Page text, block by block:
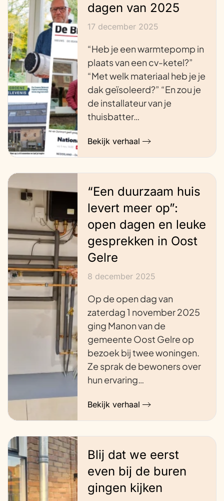
dagen van 2025
17 december 2025
“Heb je een warmtepomp in
plaats van een cv-ketel?”
“Met welk materiaal heb je je
dak geïsoleerd?” “En zou je
de installateur van je
thuisbatter…
Bekijk verhaal
“Een duurzaam huis
levert meer op”:
open dagen en leuke
gesprekken in Oost
Gelre
8 december 2025
Op de open dag van
zaterdag 1 november 2025
ging Manon van de
gemeente Oost Gelre op
bezoek bij twee woningen.
Ze sprak de bewoners over
hun ervaring…
Bekijk verhaal
Blij dat we eerst
even bij de buren
gingen kijken